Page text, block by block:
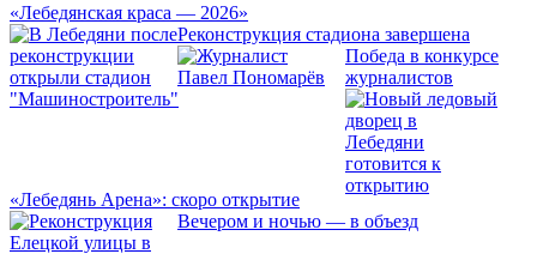
«Лебедянская краса — 2026»
Реконструкция стадиона завершена
Победа в конкурсе
журналистов
«Лебедянь Арена»: скоро открытие
Вечером и ночью — в объезд